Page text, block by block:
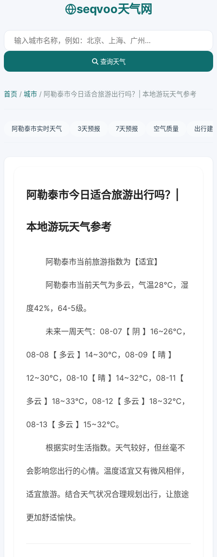
seqvoo天气网
查询天气
首页 / 城市 / 阿勒泰市今日适合旅游出行吗？| 本地游玩天气参考
阿勒泰市实时天气 3天预报 7天预报 空气质量 出行建
阿勒泰市今日适合旅游出行吗？|
本地游玩天气参考
阿勒泰市当前旅游指数为【适宜】
阿勒泰市当前天气为多云，气温28℃，湿
度42%，64-5级。
未来一周天气：08-07【 阴 】16~26℃，
08-08【 多云 】14~30℃，08-09【 晴 】
12~30℃，08-10【 晴 】14~32℃，08-11【
多云 】18~33℃，08-12【 多云 】18~32℃，
08-13【 多云 】15~32℃。
根据实时生活指数。天气较好，但丝毫不
会影响您出行的心情。温度适宜又有微风相伴，
适宜旅游。结合天气状况合理规划出行，让旅途
更加舒适愉快。